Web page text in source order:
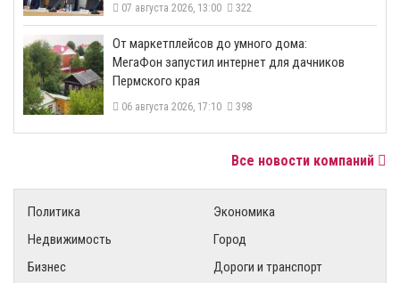
07 августа 2026, 13:00 322
От маркетплейсов до умного дома:
МегаФон запустил интернет для дачников
Пермского края
06 августа 2026, 17:10 398
Все новости компаний
Политика
Экономика
Недвижимость
Город
Бизнес
Дороги и транспорт